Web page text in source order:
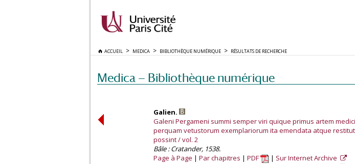
ACCUEIL MEDICA BIBLIOTHÈQUE NUMÉRIQUE RÉSULTATS DE RECHERCHE
Medica — Bibliothèque numérique
Galien.
Galeni Pergameni summi semper viri quique primus artem
perquam vetustorum exemplariorum ita emendata atque
possint / vol. 2
Bâle : Cratander, 1538.
Page à Page
Par chapitres PDF Sur Internet Archive